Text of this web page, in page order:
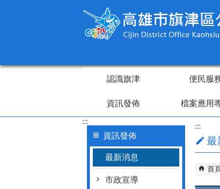
認識旗津 便民服
資訊發佈 檔案應用
:::
資訊發佈
最新消息
市政宣導
:::
最
首